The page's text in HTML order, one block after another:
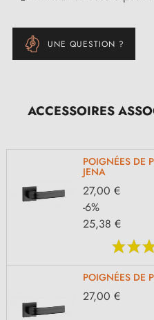
UNE QUESTION ?
ACCESSOIRES
POIGNÉES DE
JENA
27,00 €
-6%
25,38 €
POIGNÉES DE
27,00 €